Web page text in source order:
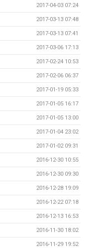
2017-04-03 07:24
2017-03-13 07:48
2017-03-13 07:41
2017-03-06 17:13
2017-02-24 10:53
2017-02-06 06:37
2017-01-19 05:33
2017-01-05 16:17
2017-01-05 13:00
2017-01-04 23:02
2017-01-02 09:31
2016-12-30 10:55
2016-12-30 09:30
2016-12-28 19:09
2016-12-22 07:18
2016-12-13 16:53
2016-11-30 18:02
2016-11-29 19:52